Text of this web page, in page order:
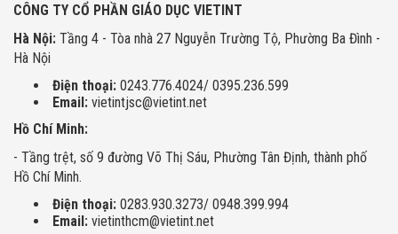
CÔNG TY CỔ PHẦN GIÁO DỤC VIETINT
Hà Nội: Tầng 4 - Tòa nhà 27 Nguyễn Trường Tộ, Phường Ba Đình -
Hà Nội
Điện thoại: 0243.776.4024/ 0395.236.599
Email: vietintjsc@vietint.net
Hồ Chí Minh:
- Tầng trệt, số 9 đường Võ Thị Sáu, Phường Tân Định, thành phố
Hồ Chí Minh.
Điện thoại: 0283.930.3273/ 0948.399.994
Email: vietinthcm@vietint.net